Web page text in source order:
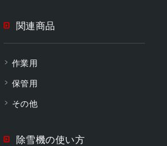
関連商品
作業用
保管用
その他
除雪機の使い方